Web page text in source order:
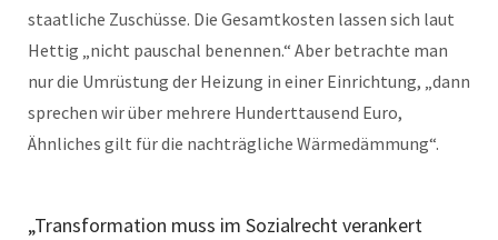
staatliche Zuschüsse. Die Gesamtkosten lassen sich laut
Hettig „nicht pauschal benennen.“ Aber betrachte man
nur die Umrüstung der Heizung in einer Einrichtung, „dann
sprechen wir über mehrere Hunderttausend Euro,
Ähnliches gilt für die nachträgliche Wärmedämmung“.
„Transformation muss im Sozialrecht verankert